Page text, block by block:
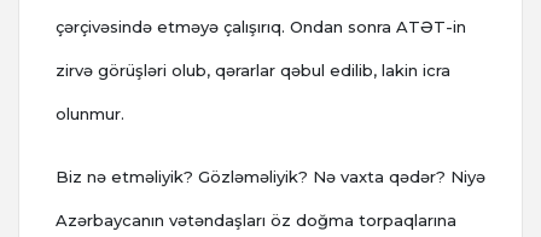
çərçivəsində etməyə çalışırıq. Ondan sonra ATƏT-in
zirvə görüşləri olub, qərarlar qəbul edilib, lakin icra
olunmur.
Biz nə etməliyik? Gözləməliyik? Nə vaxta qədər? Niyə
Azərbaycanın vətəndaşları öz doğma torpaqlarına